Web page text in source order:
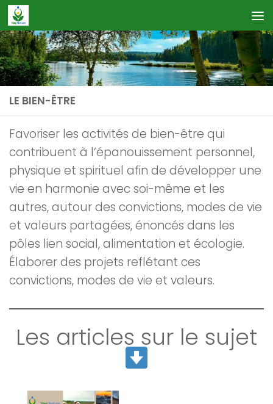
Skip to content
LE BIEN-ÊTRE
Favoriser les activités de bien-être qui
contribuent à l’épanouissement personnel,
physique et spirituel afin de développer une
vie en harmonie avec soi-même et les
autres, autour des convictions, modes de vie
et valeurs partagées, énoncés dans les
pôles lien social, alimentation et écologie.
Élaborer des projets reflétant ces
convictions, modes de vie et valeurs.
Les articles sur le sujet